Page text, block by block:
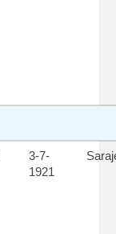
3-7-
1921